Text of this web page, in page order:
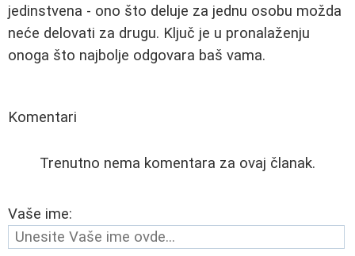
jedinstvena - ono što deluje za jednu osobu možda
neće delovati za drugu. Ključ je u pronalaženju
onoga što najbolje odgovara baš vama.
Komentari
Trenutno nema komentara za ovaj članak.
Vaše ime: